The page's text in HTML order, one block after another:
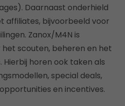
Daarnaast onderhield
affiliates, bijvoorbeeld voor
Zanox/M4N is
scouten, beheren en het
horen ook taken als
special deals,
en incentives.